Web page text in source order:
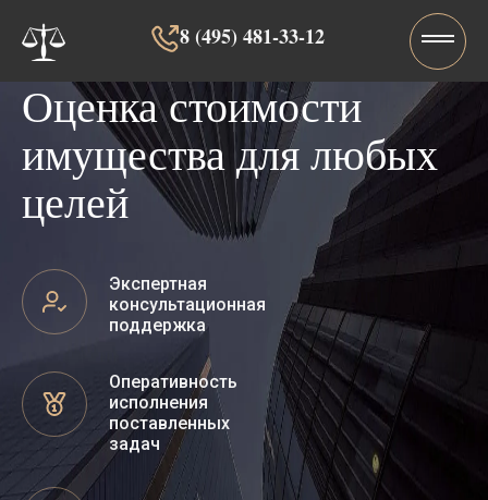
8 (495) 481-33-12‬‬
Оценка стоимости
имущества для любых
целей
Экспертная
консультационная
поддержка
Оперативность
исполнения
поставленных
задач